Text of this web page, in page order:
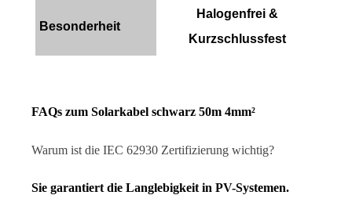
Besonderheit
Halogenfrei &
Kurzschlussfest
FAQs zum Solarkabel schwarz 50m 4mm²
Warum ist die IEC 62930 Zertifizierung wichtig?
Sie garantiert die Langlebigkeit in PV-Systemen.